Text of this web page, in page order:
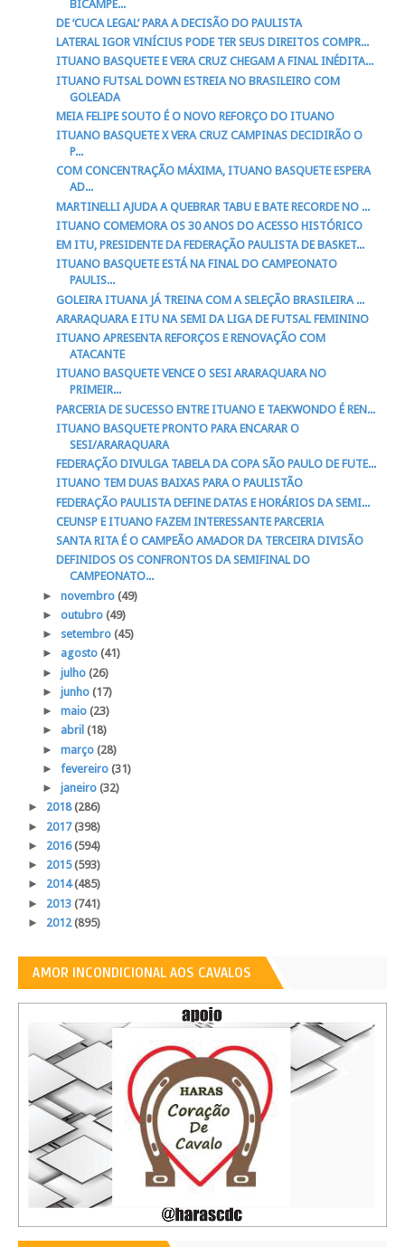
BICAMPE...
DE ‘CUCA LEGAL’ PARA A DECISÃO DO PAULISTA
LATERAL IGOR VINÍCIUS PODE TER SEUS DIREITOS COMPR...
ITUANO BASQUETE E VERA CRUZ CHEGAM A FINAL INÉDITA...
ITUANO FUTSAL DOWN ESTREIA NO BRASILEIRO COM
GOLEADA
MEIA FELIPE SOUTO É O NOVO REFORÇO DO ITUANO
ITUANO BASQUETE X VERA CRUZ CAMPINAS DECIDIRÃO O
P...
COM CONCENTRAÇÃO MÁXIMA, ITUANO BASQUETE ESPERA
AD...
MARTINELLI AJUDA A QUEBRAR TABU E BATE RECORDE NO ...
ITUANO COMEMORA OS 30 ANOS DO ACESSO HISTÓRICO
EM ITU, PRESIDENTE DA FEDERAÇÃO PAULISTA DE BASKET...
ITUANO BASQUETE ESTÁ NA FINAL DO CAMPEONATO
PAULIS...
GOLEIRA ITUANA JÁ TREINA COM A SELEÇÃO BRASILEIRA ...
ARARAQUARA E ITU NA SEMI DA LIGA DE FUTSAL FEMININO
ITUANO APRESENTA REFORÇOS E RENOVAÇÃO COM
ATACANTE
ITUANO BASQUETE VENCE O SESI ARARAQUARA NO
PRIMEIR...
PARCERIA DE SUCESSO ENTRE ITUANO E TAEKWONDO É REN...
ITUANO BASQUETE PRONTO PARA ENCARAR O
SESI/ARARAQUARA
FEDERAÇÃO DIVULGA TABELA DA COPA SÃO PAULO DE FUTE...
ITUANO TEM DUAS BAIXAS PARA O PAULISTÃO
FEDERAÇÃO PAULISTA DEFINE DATAS E HORÁRIOS DA SEMI...
CEUNSP E ITUANO FAZEM INTERESSANTE PARCERIA
SANTA RITA É O CAMPEÃO AMADOR DA TERCEIRA DIVISÃO
DEFINIDOS OS CONFRONTOS DA SEMIFINAL DO
CAMPEONATO...
► novembro (49)
► outubro (49)
► setembro (45)
► agosto (41)
► julho (26)
► junho (17)
► maio (23)
► abril (18)
► março (28)
► fevereiro (31)
► janeiro (32)
► 2018(286)
► 2017(398)
► 2016(594)
► 2015(593)
► 2014(485)
► 2013 (741)
► 2012(895)
AMOR INCONDICIONAL AOS CAVALOS